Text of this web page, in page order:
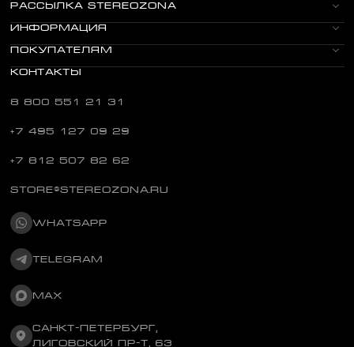
РАССЫЛКА STEREOZONA
ИНФОРМАЦИЯ
ПОКУПАТЕЛЯМ
КОНТАКТЫ
8 800 551 21 31
+7 495 127 09 29
+7 812 507 82 62
STORE@STEREOZONA.RU
WHATSAPP
TELEGRAM
MAX
САНКТ-ПЕТЕРБУРГ,
ЛИГОВСКИЙ ПР-Т, 63